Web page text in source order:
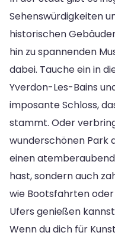
Sehenswürdigkeiten
historischen
hin zu spannenden
dabei. Tauche ein in
Yverdon-Les-Bains
imposante Schloss,
stammt. Oder
wunderschönen Park
einen
hast, sondern auch
wie Bootsfahrten
Ufers genießen
Wenn du dich für